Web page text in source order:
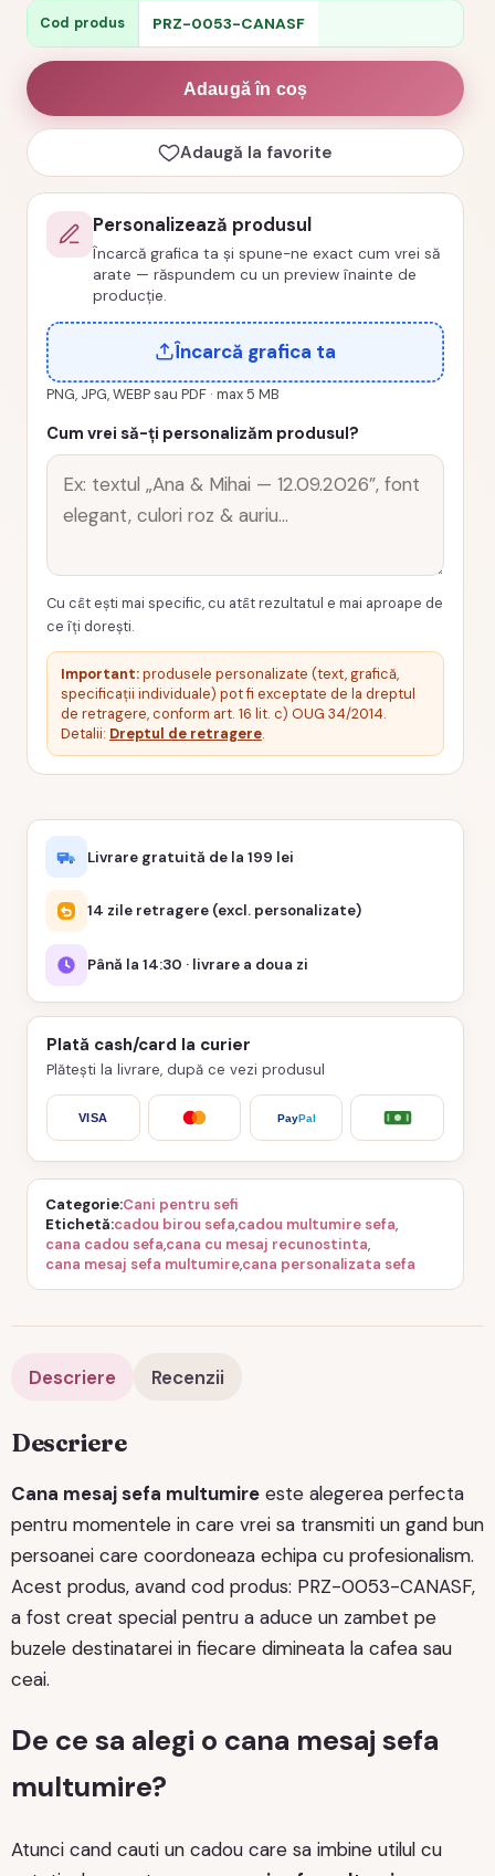
mesaj
sefa
multumire
cod
PRZ-
0053-
CANASF
Cod produs PRZ-0053-CANASF
Adaugă în coș
Adaugă la favorite
Personalizează produsul
Încarcă grafica ta și spune-ne exact cum vrei să
arate — răspundem cu un preview înainte de
producție.
Încarcă grafica ta
PNG, JPG, WEBP sau PDF · max 5 MB
Cum vrei să-ți personalizăm produsul?
Cu cât ești mai specific, cu atât rezultatul e mai aproape de
ce îți dorești.
Important:produsele personalizate (text, grafică,
specificații individuale) pot fi exceptate de la dreptul
de retragere, conform art. 16 lit. c) OUG 34/2014.
Detalii: Dreptul de retragere.
Livrare gratuită de la 199 lei
14 zile retragere (excl. personalizate)
Până la 14:30 · livrare a doua zi
Plată cash/card la curier
Plătești la livrare, după ce vezi produsul
VISA PayPal
Categorie Cani pentru sefi
Etichetă cadou birou sefa,cadou multumire sefa,
cana cadou sefa,cana cu mesaj recunostinta,
cana mesaj sefa multumire,cana personalizata sefa
Descriere Recenzii
Descriere
Cana mesaj sefa multumire este alegerea perfecta
pentru momentele in care vrei sa transmiti un gand bun
persoanei care coordoneaza echipa cu profesionalism.
Acest produs, avand cod produs: PRZ-0053-CANASF,
a fost creat special pentru a aduce un zambet pe
buzele destinatarei in fiecare dimineata la cafea sau
ceai.
De ce sa alegi o cana mesaj sefa
multumire?
Atunci cand cauti un cadou care sa imbine utilul cu